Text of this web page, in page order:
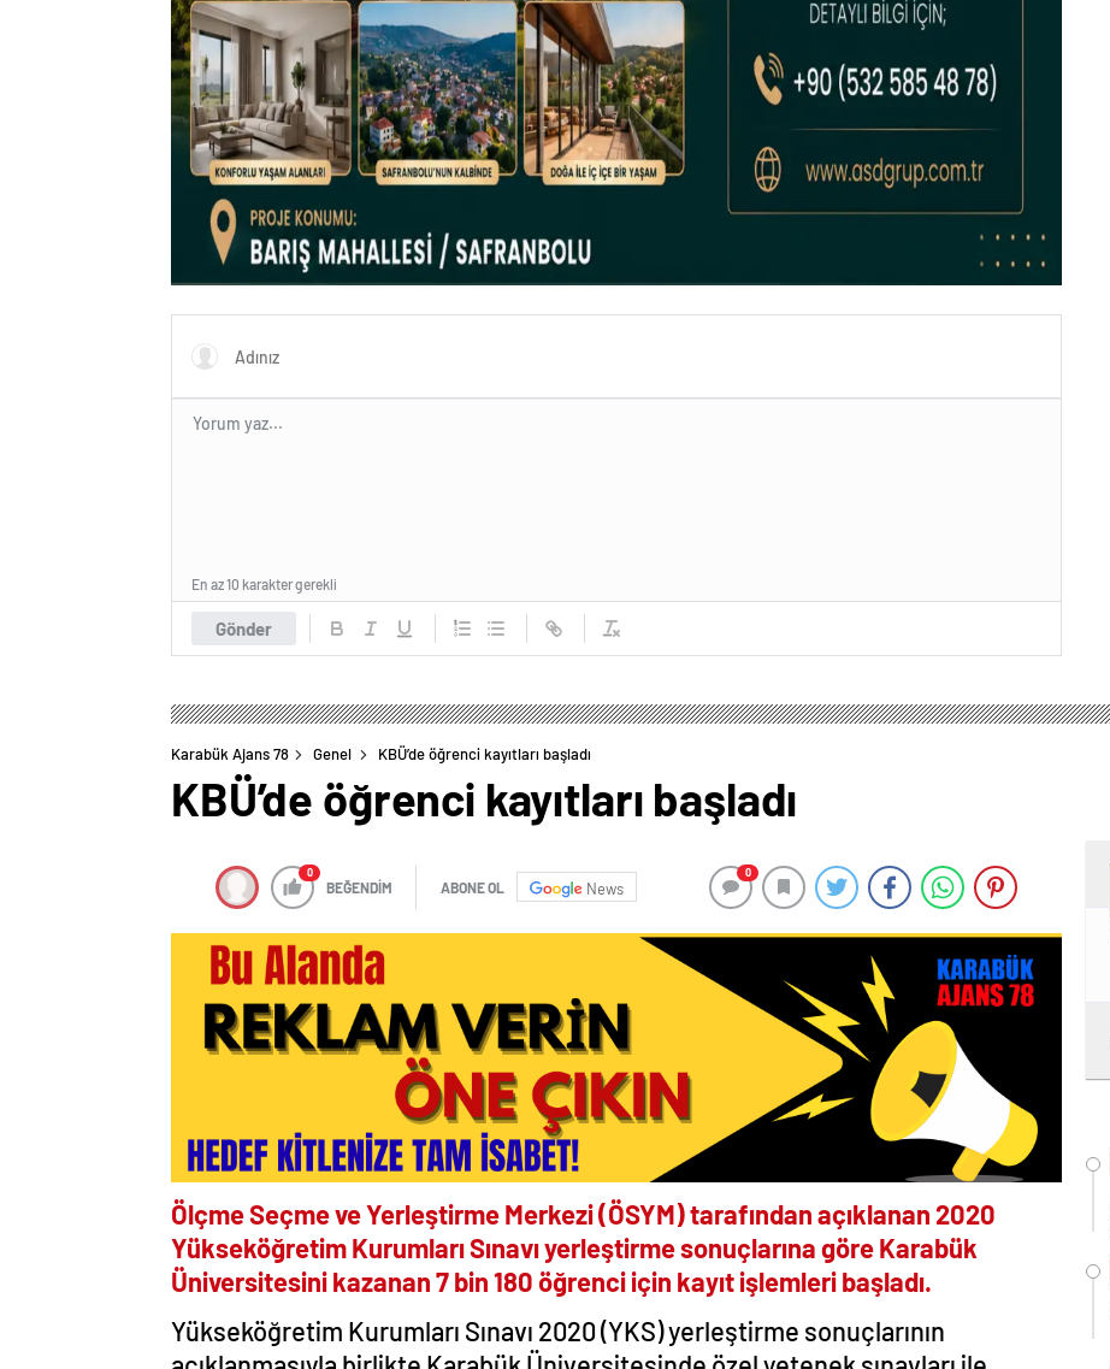
Gönder
En az 10 karakter gerekli
Karabük Ajans 78 Genel KBÜ’de öğrenci kayıtları başladı
KBÜ’de öğrenci kayıtları başladı
0
BEĞENDİM ABONE OL News
0
Ölçme Seçme ve Yerleştirme Merkezi (ÖSYM) tarafından açıklanan 2020
Yükseköğretim Kurumları Sınavı yerleştirme sonuçlarına göre Karabük
Üniversitesini kazanan 7 bin 180 öğrenci için kayıt işlemleri başladı.
Yükseköğretim Kurumları Sınavı 2020 (YKS) yerleştirme sonuçlarının